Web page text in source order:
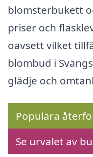
blomsterbukett
priser och
oavsett vilket
blombud i
glädje och
Populära
Se urvalet av